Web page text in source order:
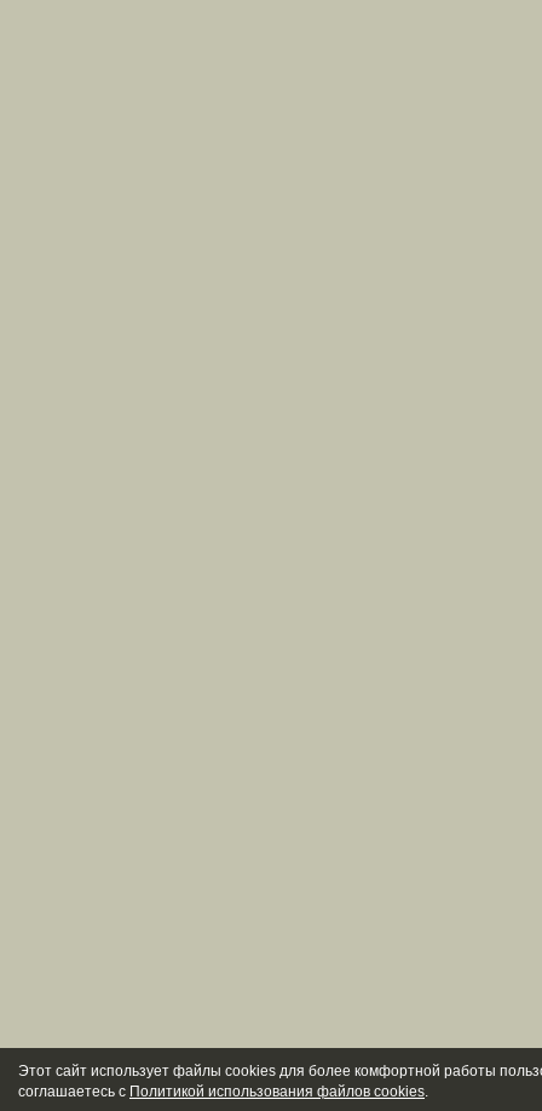
Этот сайт использует файлы cookies для более комфортной работы
соглашаетесь с Политикой использования файлов cookies